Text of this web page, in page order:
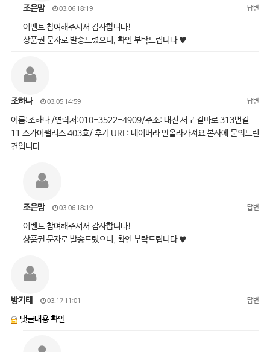
조은맘 03.06 18:19 답변
이벤트 참여해주셔서 감사합니다!
상품권 문자로 발송드렸으니, 확인 부탁드립니다 ♥
조하나 03.05 14:59 답변
이름:조하나 /연락처:010-3522-4909/주소: 대전 서구 갈마로 313번길
11 스카이팰리스 403호/ 후기 URL: 네이버라 안올라가져요 본사에 문의드린
건입니다.
조은맘 03.06 18:19 답변
이벤트 참여해주셔서 감사합니다!
상품권 문자로 발송드렸으니, 확인 부탁드립니다 ♥
방기태 03.17 11:01 답변
댓글내용 확인